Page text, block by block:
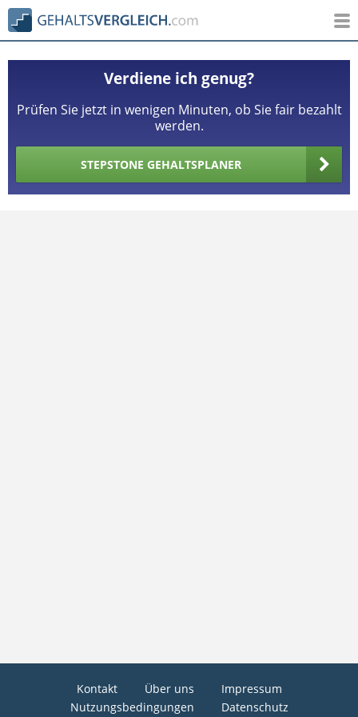
Verdiene ich genug?
Prüfen Sie jetzt in wenigen Minuten, ob Sie fair bezahlt
werden.
STEPSTONE GEHALTSPLANER
Kontakt Über uns
Impressum
Nutzungsbedingungen
Datenschutz